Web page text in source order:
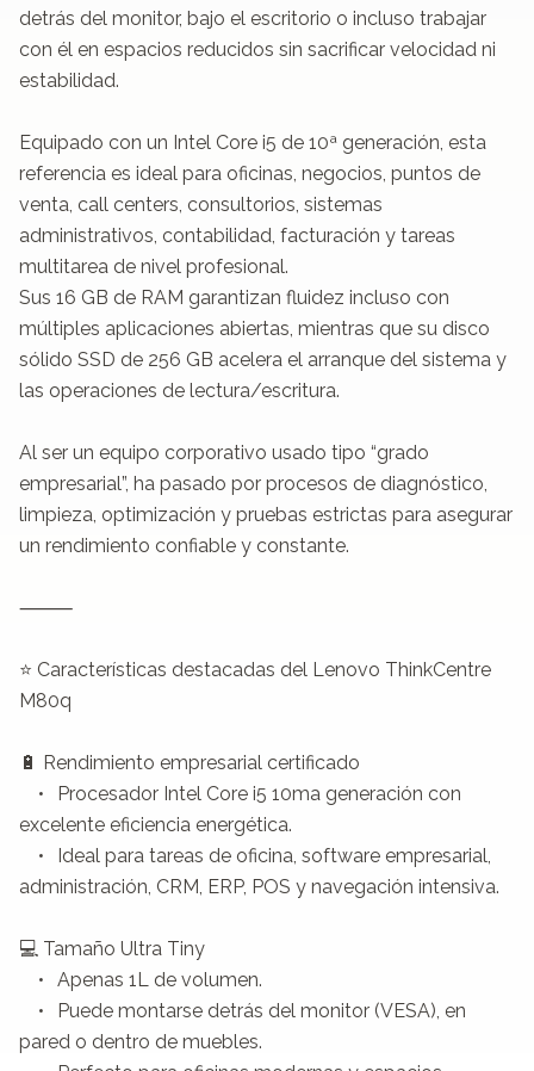
detrás del monitor, bajo el escritorio o incluso trabajar
con él en espacios reducidos sin sacrificar velocidad ni
estabilidad.
Equipado con un Intel Core i5 de 10ª generación, esta
referencia es ideal para oficinas, negocios, puntos de
venta, call centers, consultorios, sistemas
administrativos, contabilidad, facturación y tareas
multitarea de nivel profesional.
Sus 16 GB de RAM garantizan fluidez incluso con
múltiples aplicaciones abiertas, mientras que su disco
sólido SSD de 256 GB acelera el arranque del sistema y
las operaciones de lectura/escritura.
Al ser un equipo corporativo usado tipo “grado
empresarial”, ha pasado por procesos de diagnóstico,
limpieza, optimización y pruebas estrictas para asegurar
un rendimiento confiable y constante.
⸻
⭐ Características destacadas del Lenovo ThinkCentre
M80q
🔋 Rendimiento empresarial certificado
excelente eficiencia energética.
administración, CRM, ERP, POS y navegación intensiva.
💻 Tamaño Ultra Tiny
pared o dentro de muebles.